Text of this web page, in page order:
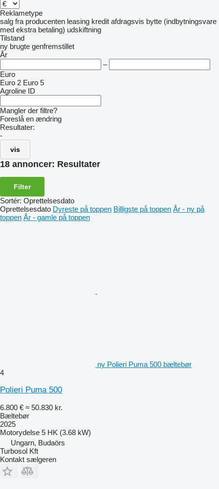
Reklametype
salg fra producenten leasing kredit afdragsvis bytte (indbytningsvare
med ekstra betaling) udskiftning
Tilstand
ny brugte genfremstillet
År
–
Euro
Euro 2 Euro 5
Agroline ID
Mangler der filtre?
Foreslå en ændring
Resultater:
-
vis
18 annoncer: Resultater
Filter
Sortér: Oprettelsesdato
Oprettelsesdato Dyreste på toppen Billigste på toppen År - ny på
toppen År - gamle på toppen
ny Polieri Puma 500 bæltebør
4
Polieri Puma 500
6.800 € ≈ 50.830 kr.
Bæltebør
2025
Motorydelse 5 HK (3.68 kW)
Ungarn, Budaörs
Turbosol Kft
Kontakt sælgeren